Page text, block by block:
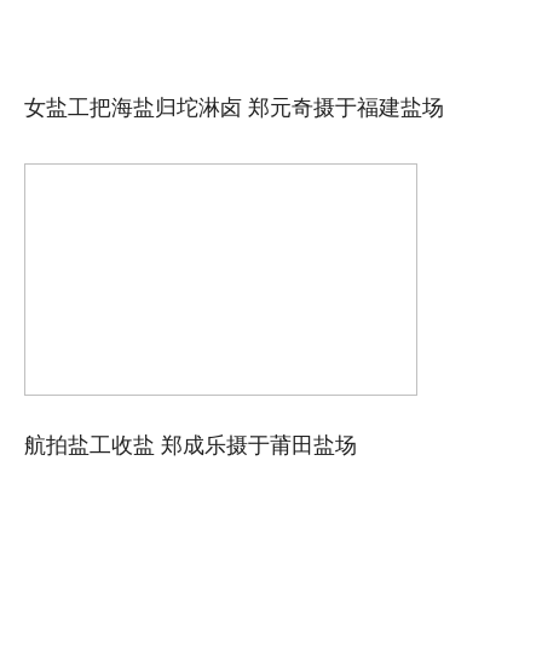
女盐工把海盐归坨淋卤 郑元奇摄于福建盐场
航拍盐工收盐 郑成乐摄于莆田盐场